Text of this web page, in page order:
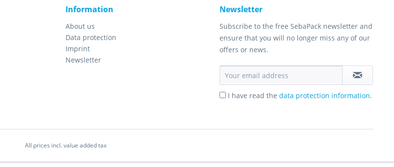
Information
About us
Data protection
Imprint
Newsletter
Newsletter
Subscribe to the free SebaPack newsletter and
ensure that you will no longer miss any of our
offers or news.
I have read the data protection information.
All prices incl. value added tax